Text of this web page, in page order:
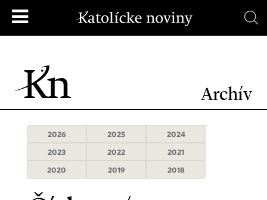
Archív
2026 2025
2024
2023
2022
2021
2020
2019 2018